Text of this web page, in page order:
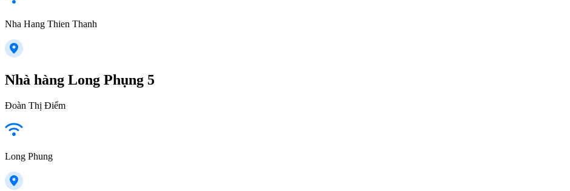
Nha Hang Thien Thanh
Nhà hàng Long Phụng 5
Đoàn Thị Điểm
Long Phung